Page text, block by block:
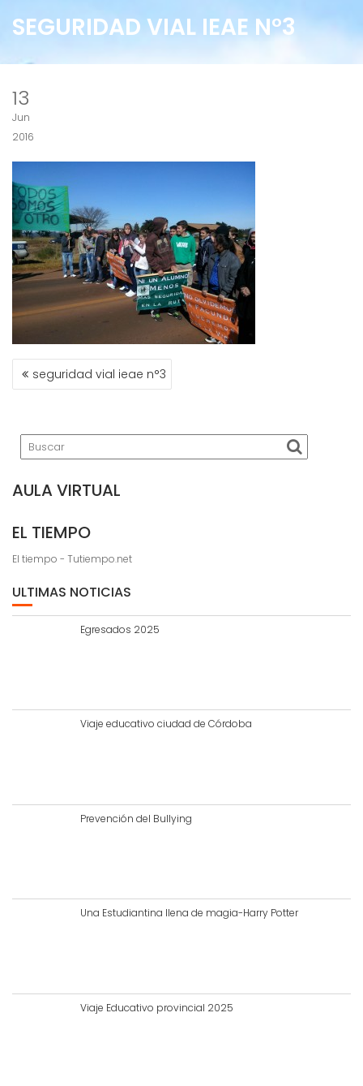
SEGURIDAD VIAL IEAE N°3
13
Jun
2016
NAVEGACIÓN
DEseguridad vial ieae n°3
AULA VIRTUAL
EL TIEMPO
El tiempo - Tutiempo.net
ULTIMAS NOTICIAS
Egresados 2025
Viaje educativo ciudad de Córdoba
Prevención del Bullying
Una Estudiantina llena de magia-Harry Potter
Viaje Educativo provincial 2025